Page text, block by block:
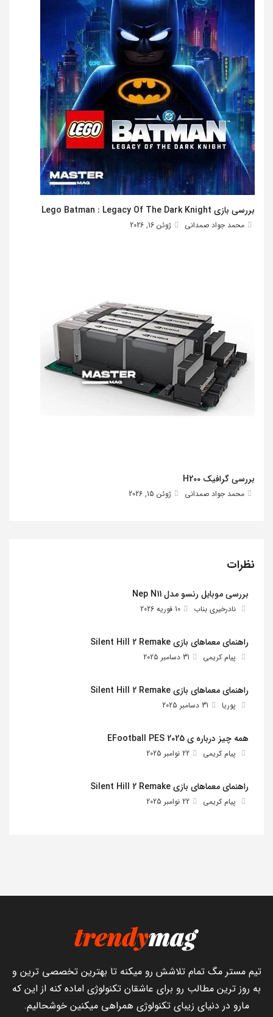
بررسی بازی Lego Batman : Legacy Of The Dark Knight
محمد جواد صمدانی ژوئن 16, 2026
بررسی گرافیک H200
محمد جواد صمدانی ژوئن 15, 2026
نظرات
بررسی موبایل رنسو مدل Nep N11
نادرخیری بناب 10 فوریه 2026
راهنمای معماهای بازی Silent Hill 2 Remake
پیام کریمی 31 دسامبر 2025
راهنمای معماهای بازی Silent Hill 2 Remake
پوریا 31 دسامبر 2025
همه چیز درباره ی EFootball PES 2025
پیام کریمی 22 نوامبر 2025
راهنمای معماهای بازی Silent Hill 2 Remake
پیام کریمی 22 نوامبر 2025
تیم مستر مگ تمام تلاشش رو میکنه تا بهترین تخصصی ترین و
به روز ترین مطالب رو برای عاشقان تکنولوژی اماده کنه از این که
مارو در دنیای زیبای تکنولوژی همراهی میکنین خوشحالیم.